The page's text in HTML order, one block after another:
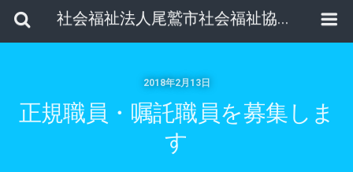
社会福祉法人尾鷲市社会福祉協議会
2018年2月13日
正規職員・嘱託職員を募集しま
す